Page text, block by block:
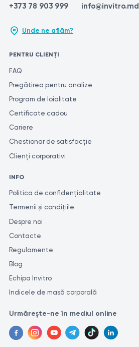
+373 78 903 999 info@invitro.md
Unde ne aflăm?
PENTRU CLIENȚI
FAQ
Pregătirea pentru analize
Program de loialitate
Certificate cadou
Cariere
Chestionar de satisfacție
Clienți corporativi
INFO
Politica de confidențialitate
Termenii și condițiile
Despre noi
Contacte
Regulamente
Blog
Echipa Invitro
Indicele de masă corporală
Urmărește-ne în mediul online